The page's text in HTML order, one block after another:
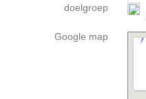
doelgroep
Google map